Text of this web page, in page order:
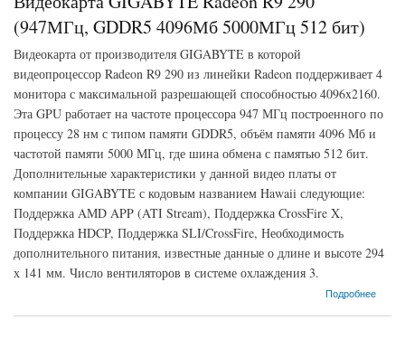
(947МГц, GDDR5 4096Мб 5000МГц 512 бит)
Видеокарта от производителя GIGABYTE в которой
видеопроцессор Radeon R9 290 из линейки Radeon поддерживает 4
монитора с максимальной разрешающей способностью 4096x2160.
Эта GPU работает на частоте процессора 947 МГц построенного по
процессу 28 нм с типом памяти GDDR5, объём памяти 4096 Мб и
частотой памяти 5000 МГц, где шина обмена с памятью 512 бит.
Дополнительные характеристики у данной видео платы от
компании GIGABYTE с кодовым названием Hawaii следующие:
Поддержка AMD APP (ATI Stream), Поддержка CrossFire X,
Поддержка HDCP, Поддержка SLI/CrossFire, Необходимость
дополнительного питания, известные данные о длине и высоте 294
х 141 мм. Число вентиляторов в системе охлаждения 3.
Подробнее
о Видеокарта GIGABYTE Radeon R9 290 (947МГц, GDDR5 4096Мб 5000МГц 512 бит)